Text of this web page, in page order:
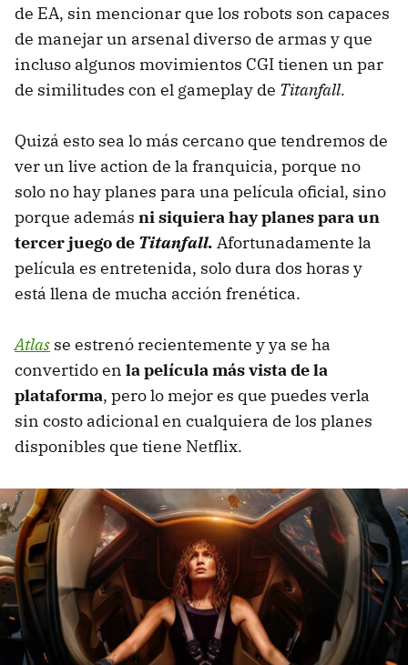
de EA, sin mencionar que los robots son capaces
de manejar un arsenal diverso de armas y que
incluso algunos movimientos CGI tienen un par
de similitudes con el gameplay de Titanfall.
Quizá esto sea lo más cercano que tendremos de
ver un live action de la franquicia, porque no
solo no hay planes para una película oficial, sino
porque además ni siquiera hay planes para un
tercer juego de Titanfall. Afortunadamente la
película es entretenida, solo dura dos horas y
está llena de mucha acción frenética.
Atlas se estrenó recientemente y ya se ha
convertido en la película más vista de la
plataforma, pero lo mejor es que puedes verla
sin costo adicional en cualquiera de los planes
disponibles que tiene Netflix.